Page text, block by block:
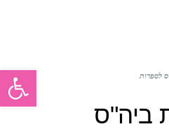
לספרות
ביה"ס
פתח